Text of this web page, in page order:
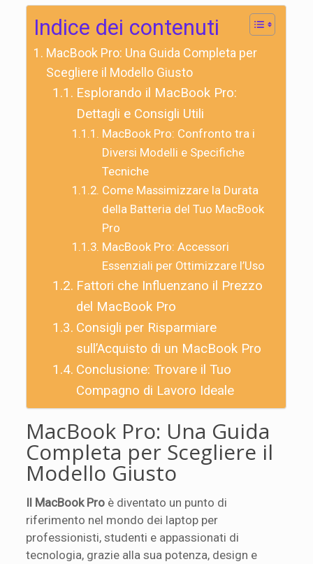
Indice dei contenuti
MacBook Pro: Una Guida Completa per
Scegliere il Modello Giusto
Esplorando il MacBook Pro:
Dettagli e Consigli Utili
MacBook Pro: Confronto tra i
Diversi Modelli e Specifiche
Tecniche
Come Massimizzare la Durata
della Batteria del Tuo MacBook
Pro
MacBook Pro: Accessori
Essenziali per Ottimizzare l’Uso
Fattori che Influenzano il Prezzo
del MacBook Pro
Consigli per Risparmiare
sull’Acquisto di un MacBook Pro
Conclusione: Trovare il Tuo
Compagno di Lavoro Ideale
MacBook Pro: Una Guida
Completa per Scegliere il
Modello Giusto
Il MacBook Pro è diventato un punto di
riferimento nel mondo dei laptop per
professionisti, studenti e appassionati di
tecnologia, grazie alla sua potenza, design e